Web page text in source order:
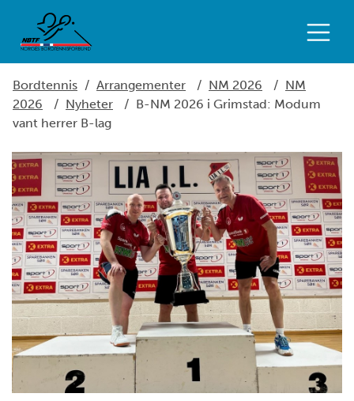
Bordtennis / Arrangementer / NM 2026 / NM
2026
/ Nyheter / B-NM 2026 i Grimstad: Modum
vant herrer B-lag